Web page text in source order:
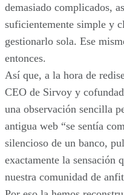
demasiado complicados,
suficientemente simple y
gestionarlo sola. Ese
entonces.
Así que, a la hora de
CEO de Sirvoy y
una observación sencilla
antigua web “se sentía
silencioso de un banco,
exactamente la sensación
nuestra comunidad de